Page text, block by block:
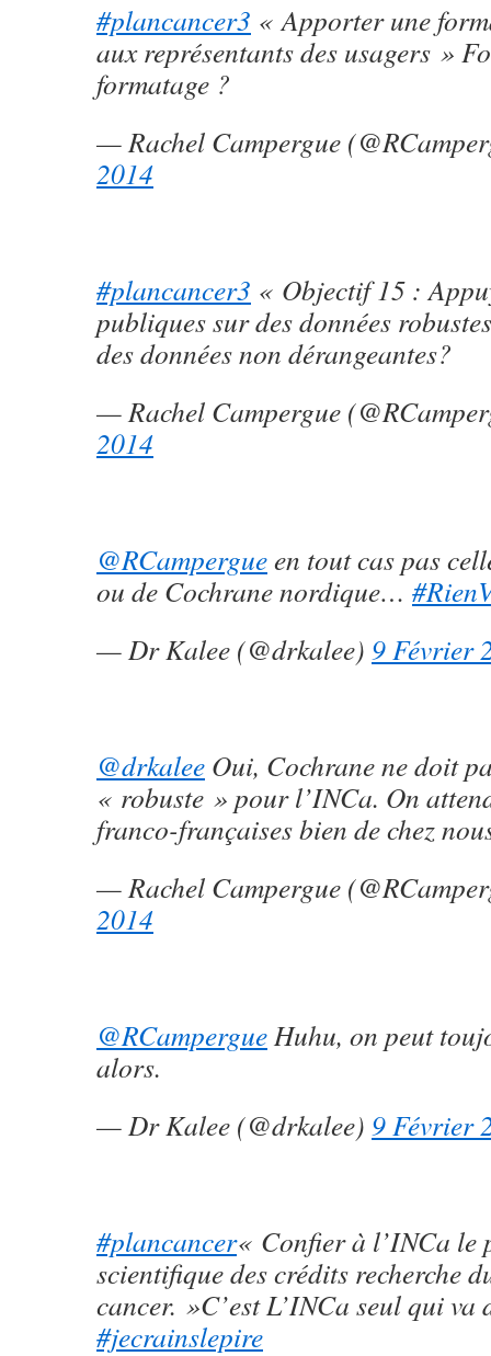
#plancancer3 « Apporter une
aux représentants des usagers »
formatage ?
— Rachel Campergue
2014
#plancancer3 « Objectif 15 :
publiques sur des données
des données non dérangeantes?
— Rachel Campergue
2014
@RCampergueen tout cas pas
ou de Cochrane nordique…
— Dr Kalee (@drkalee) 9 Février
@drkalee Oui, Cochrane ne doit
« robuste » pour l’INCa. On
franco-françaises bien de chez
— Rachel Campergue
2014
@RCampergueHuhu, on peut
alors.
— Dr Kalee (@drkalee) 9 Février
#plancancer« Confier à l’INCa le
scientifique des crédits recherche
cancer. »C’est L’INCa seul qui va
#jecrainslepire